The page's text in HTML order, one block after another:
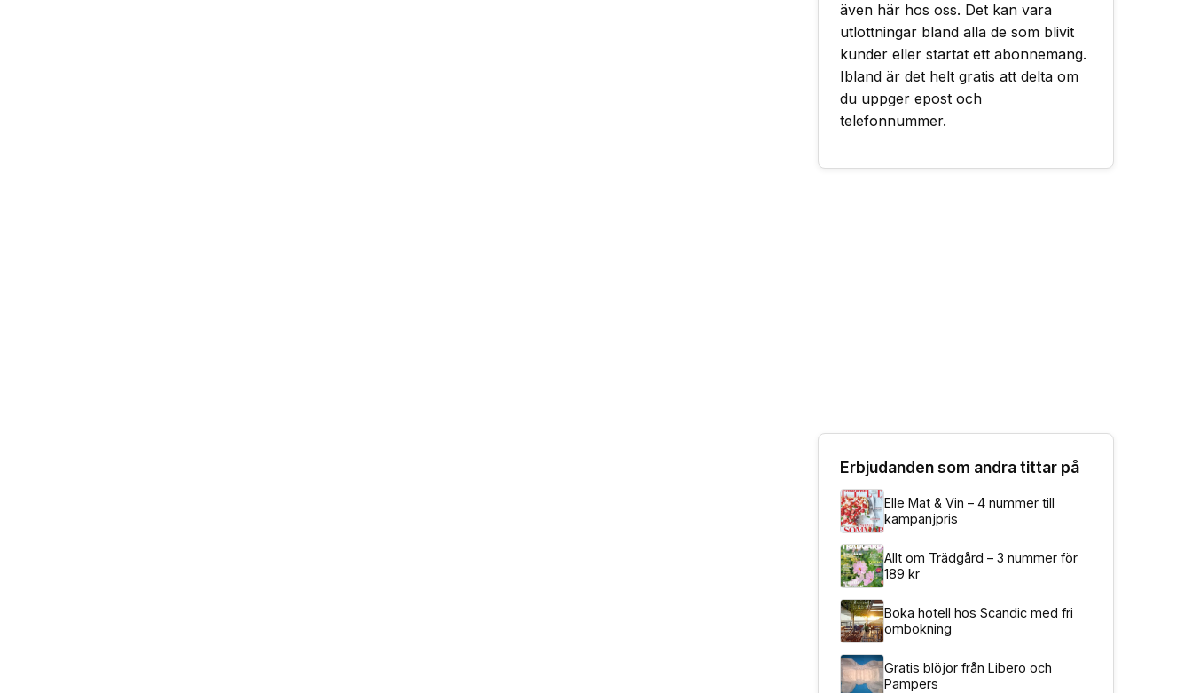
även här hos oss. Det kan vara
utlottningar bland alla de som blivit
kunder eller startat ett abonnemang.
Ibland är det helt gratis att delta om
du uppger epost och
telefonnummer.
Erbjudanden som andra tittar på
Elle Mat & Vin – 4 nummer till
kampanjpris
Allt om Trädgård – 3 nummer för
189 kr
Boka hotell hos Scandic med fri
ombokning
Gratis blöjor från Libero och
Pampers